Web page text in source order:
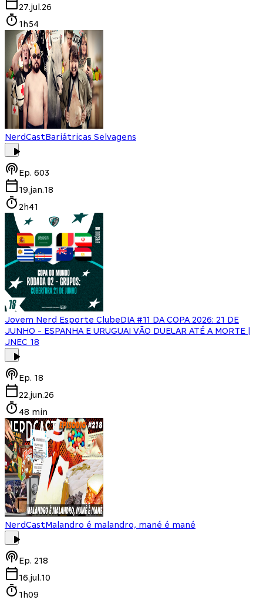
27.jul.26
1h54
NerdCastBariátricas Selvagens
Ep. 603
19.jan.18
2h41
Jovem Nerd Esporte ClubeDIA #11 DA COPA 2026: 21 DE
JUNHO - ESPANHA E URUGUAI VÃO DUELAR ATÉ A MORTE |
JNEC 18
Ep. 18
22.jun.26
48 min
NerdCastMalandro é malandro, mané é mané
Ep. 218
16.jul.10
1h09